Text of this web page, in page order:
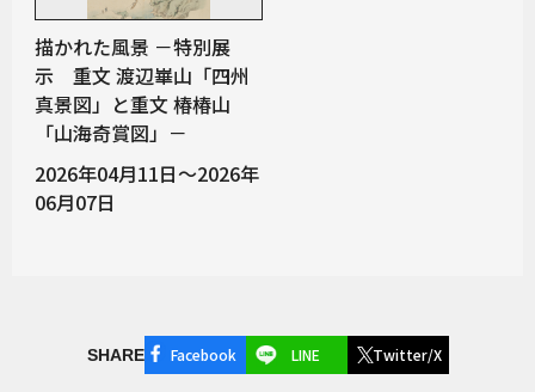
描かれた風景 －特別展
示 重文 渡辺崋山「四州
真景図」と重文 椿椿山
「山海奇賞図」－
2026年04月11日～2026年
06月07日
SHARE Facebook LINE Twitter/X